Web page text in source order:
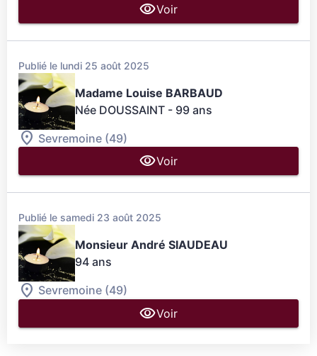
Voir
Publié le lundi 25 août 2025
Madame Louise BARBAUD
Née DOUSSAINT - 99 ans
Sevremoine (49)
Voir
Publié le samedi 23 août 2025
Monsieur André SIAUDEAU
94 ans
Sevremoine (49)
Voir